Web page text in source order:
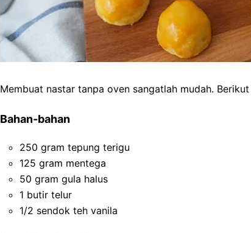
Membuat nastar tanpa oven sangatlah mudah.
Bahan-bahan
250 gram tepung terigu
125 gram mentega
50 gram gula halus
1 butir telur
1/2 sendok teh vanila